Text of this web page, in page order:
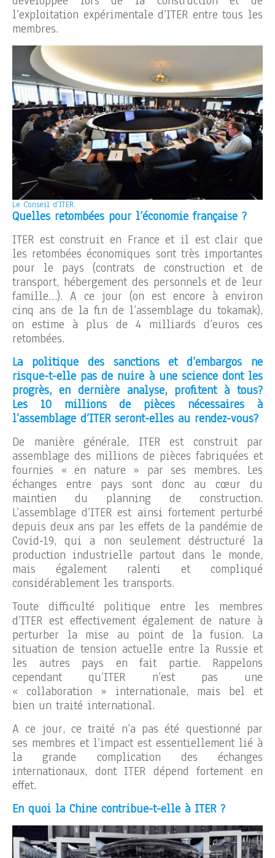
l’exploitation expérimentale d’ITER entre tous les
membres.
Le Conseil d’ITER.
Quelles retombées pour l’économie française ?
ITER est construit en France et il est clair que
les retombées économiques sont très importantes
pour le pays (contrats de construction et de
transport, hébergement des personnels et de leur
famille…). A ce jour (on est encore à environ
cinq ans de la fin de l’assemblage du tokamak),
on estime à plus de 4 milliards d’euros ces
retombées.
La politique des sanctions et d’embargos ne
risque-t-elle pas de nuire à une science dont les
progrès, en dernière analyse, profitent à tous?
Les 10 millions de pièces nécessaires à
l’assemblage d’ITER seront-elles au rendez-vous?
De manière générale, ITER est construit par
assemblage des millions de pièces fabriquées et
fournies « en nature » par ses membres. Les
échanges entre pays sont donc au cœur du
maintien du planning de construction.
L’assemblage d’ITER est ainsi fortement perturbé
depuis deux ans par les effets de la pandémie de
Covid-19, qui a non seulement déstructuré la
production industrielle partout dans le monde,
mais également ralenti et compliqué
considérablement les transports.
Toute difficulté politique entre les membres
d’ITER est effectivement également de nature à
perturber la mise au point de la fusion. La
situation de tension actuelle entre la Russie et
les autres pays en fait partie. Rappelons
cependant qu’ITER n’est pas une
« collaboration » internationale, mais bel et
bien un traité international.
A ce jour, ce traité n’a pas été questionné par
ses membres et l’impact est essentiellement lié à
la grande complication des échanges
internationaux, dont ITER dépend fortement en
effet.
En quoi la Chine contribue-t-elle à ITER ?